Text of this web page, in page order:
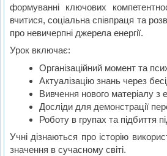
формуванні ключових
вчитися, соціальна співпраця та
про невичерпні джерела енергії.
Урок включає:
Організаційний момент та
Актуалізацію знань через
Вивчення нового матеріалу з
Досліди для демонстрації
Роботу в групах та підбиття
Учні дізнаються про історію
значення в сучасному світі.